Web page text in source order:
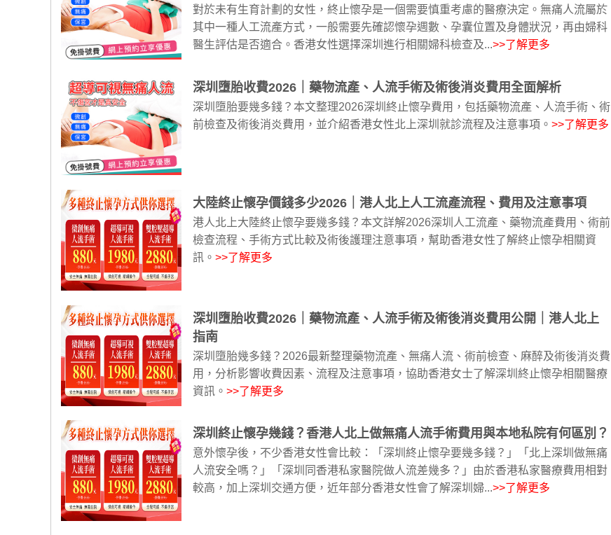
對於未有生育計劃的女性，終止懷孕是一個需要慎重考慮的醫療決定。無痛人流屬於
其中一種人工流產方式，一般需要先確認懷孕週數、孕囊位置及身體狀況，再由婦科
醫生評估是否適合。香港女性選擇深圳進行相關婦科檢查及...>>了解更多
深圳墮胎收費2026｜藥物流產、人流手術及術後消炎費用全面解析
深圳墮胎要幾多錢？本文整理2026深圳終止懷孕費用，包括藥物流產、人流手術、術
前檢查及術後消炎費用，並介紹香港女性北上深圳就診流程及注意事項。>>了解更多
大陸終止懷孕價錢多少2026｜港人北上人工流產流程、費用及注意事項
港人北上大陸終止懷孕要幾多錢？本文詳解2026深圳人工流產、藥物流產費用、術前
檢查流程、手術方式比較及術後護理注意事項，幫助香港女性了解終止懷孕相關資
訊。>>了解更多
深圳墮胎收費2026｜藥物流產、人流手術及術後消炎費用公開｜港人北上
指南
深圳墮胎幾多錢？2026最新整理藥物流產、無痛人流、術前檢查、麻醉及術後消炎費
用，分析影響收費因素、流程及注意事項，協助香港女士了解深圳終止懷孕相關醫療
資訊。>>了解更多
深圳終止懷孕幾錢？香港人北上做無痛人流手術費用與本地私院有何區別？
意外懷孕後，不少香港女性會比較：「深圳終止懷孕要幾多錢？」「北上深圳做無痛
人流安全嗎？」「深圳同香港私家醫院做人流差幾多？」由於香港私家醫療費用相對
較高，加上深圳交通方便，近年部分香港女性會了解深圳婦...>>了解更多